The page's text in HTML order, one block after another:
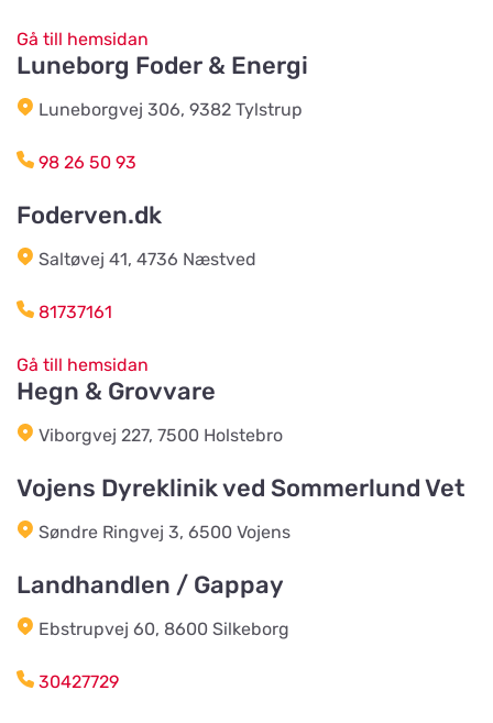
Istorpsvägen 4
C.M Zoocenter AB
Norra Västeråsvägen 8
Klausen Import
Værkstedsvej 24C
Testrupvej 59
Hjerterummet / Byens Dyr
Jernbanegade 52
Trunderupvej 10
Skautrupvej 32B, Tvis
Gå till hemsidan
Luneborg Foder & Energi
Luneborgvej 306, 9382 Tylstrup
98 26 50 93
Foderven.dk
Saltøvej 41, 4736 Næstved
81737161
Gå till hemsidan
Hegn & Grovvare
Viborgvej 227, 7500 Holstebro
Vojens Dyreklinik ved Sommerlund Vet
Søndre Ringvej 3, 6500 Vojens
Landhandlen / Gappay
Ebstrupvej 60, 8600 Silkeborg
30427729